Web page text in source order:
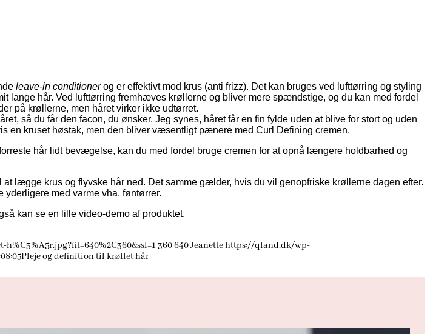
leave-in conditionerog er effektivt mod krus (anti frizz). Det kan bruges ved lufttørring og styling
lange hår. Ved lufttørring fremhæves krøllerne og bliver mere spændstige, og du kan med fordel
på krøllerne, men håret virker ikke udtørret.
så du får den facon, du ønsker. Jeg synes, håret får en fin fylde uden at blive for stort og uden
en kruset høstak, men den bliver væsentligt pænere med Curl Defining cremen.
hår lidt bevægelse, kan du med fordel bruge cremen for at opnå længere holdbarhed og
lægge krus og flyvske hår ned. Det samme gælder, hvis du vil genopfriske krøllerne dagen efter.
med varme vha. føntørrer.
kan se en lille video-demo af produktet.
360640Jeanettehttps://qland.dk/wp-
Pleje og definition til krøllet hår